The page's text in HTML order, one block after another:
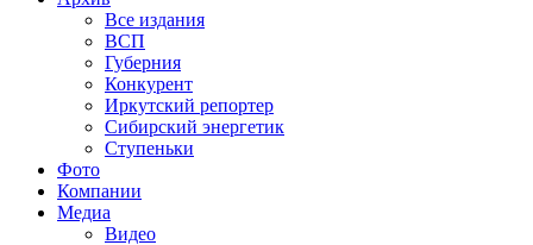
Все издания
ВСП
Губерния
Конкурент
Иркутский репортер
Сибирский энергетик
Ступеньки
Фото
Компании
Медиа
Видео